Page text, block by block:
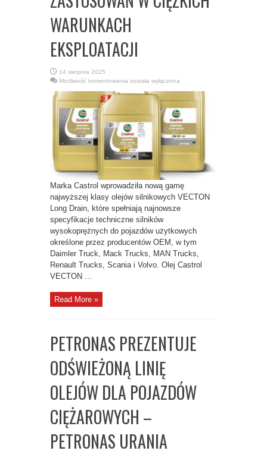
WARUNKACH
EKSPLOATACJI
14 sierpnia 2025
Możliwość komentowania CASTROL
NAJWYŻSZEJ
SILNIKOWE
O NISKIEJ
LEPKOŚCI
DO
ZASTOSOWAŃ
W
CIĘŻKICH
EKSPLOATACJI
została wyłączona
Marka Castrol wprowadziła nową gamę
najwyższej klasy olejów silnikowych VECTON
Long Drain, które spełniają najnowsze
specyfikacje techniczne silników
wysokoprężnych do pojazdów użytkowych
określone przez producentów OEM, w tym
Daimler Truck, Mack Trucks, MAN Trucks,
Renault Trucks, Scania i Volvo. Olej Castrol
VECTON ...
Read More »
PETRONAS PREZENTUJE
ODŚWIEŻONĄ LINIĘ
OLEJÓW DLA POJAZDÓW
CIĘŻAROWYCH –
PETRONAS URANIA